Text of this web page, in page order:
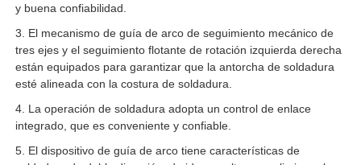
y buena confiabilidad.
3. El mecanismo de guía de arco de seguimiento mecánico de
tres ejes y el seguimiento flotante de rotación izquierda derecha
están equipados para garantizar que la antorcha de soldadura
esté alineada con la costura de soldadura.
4. La operación de soldadura adopta un control de enlace
integrado, que es conveniente y confiable.
5. El dispositivo de guía de arco tiene características de